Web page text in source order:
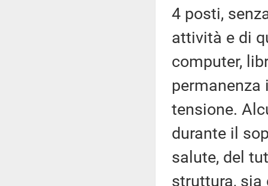
4 posti,
attività e di
computer,
permanenza
tensione.
durante il
salute, del
struttura,